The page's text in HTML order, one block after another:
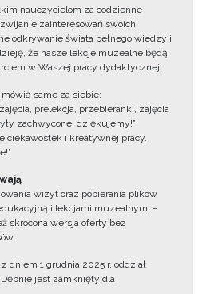
nauczycielom za codzienne
zainteresowań swoich
odkrywanie świata pełnego wiedzy i
że nasze lekcje muzealne będą
w Waszej pracy dydaktycznej.
same za siebie:
prelekcja, przebieranki, zajęcia
zachwycone, dziękujemy!”
ciekawostek i kreatywnej pracy.
wizyt oraz pobierania plików
i lekcjami muzealnymi –
skrócona wersja oferty bez
dniem 1 grudnia 2025 r. oddział
jest zamknięty dla